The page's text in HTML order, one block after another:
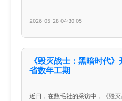
2026-05-28 04:30:05
《毁灭战士：黑暗时代
省数年工期
近日，在数毛社的采访中，《毁